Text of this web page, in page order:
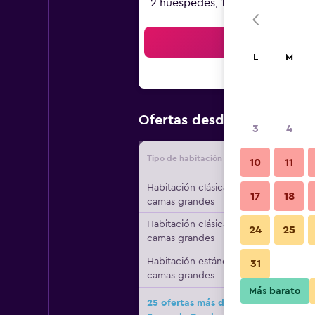
2 huéspedes, 1 habitación
Ofertas desde Oferta
Tipo de habitación
Habitación clásica, 2
camas grandes
Habitación clásica, 2
camas grandes
Habitación estándar, 2
camas grandes
25 ofertas más de Casper Boutique
L M
3 4
10 11
17 18
24 25
31
Más barato